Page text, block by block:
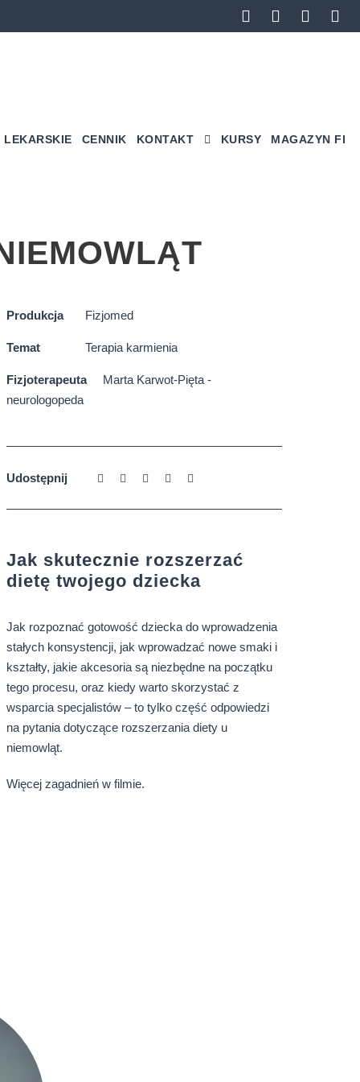
LEKARSKIE CENNIK KONTAKT KURSY MAGAZYN FI
Produkcja Fizjomed
Temat Terapia karmienia
Fizjoterapeuta
Marta Karwot-Pięta -
neurologopeda
Udostępnij
Jak skutecznie rozszerzać
dietę twojego dziecka
Jak rozpoznać gotowość dziecka do wprowadzenia
stałych konsystencji, jak wprowadzać nowe smaki i
kształty, jakie akcesoria są niezbędne na początku
tego procesu, oraz kiedy warto skorzystać z
wsparcia specjalistów – to tylko część odpowiedzi
na pytania dotyczące rozszerzania diety u
niemowląt.
Więcej zagadnień w filmie.